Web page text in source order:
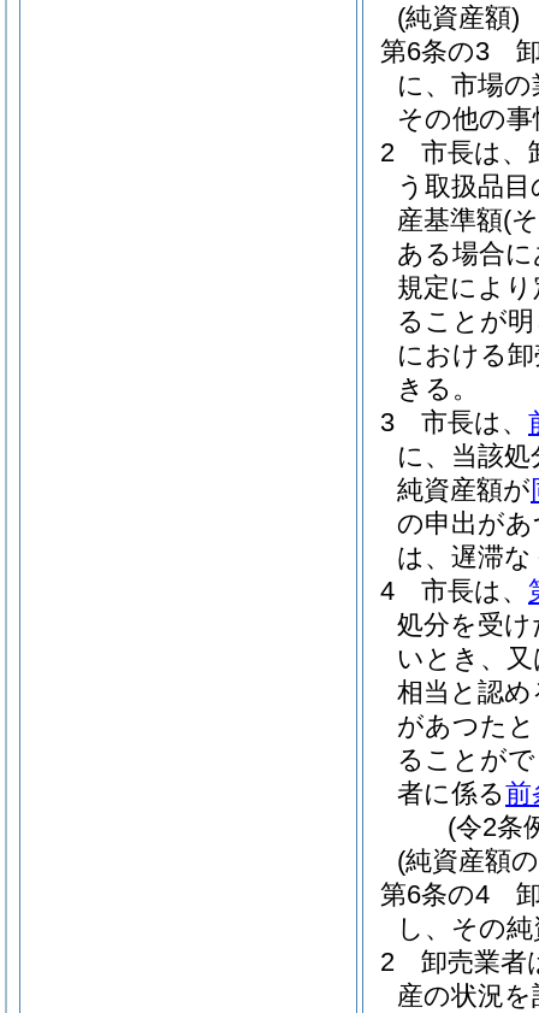
(純資産額)
第6条の3
に、市場
その他の
2
市長は、
う取扱品
産基準額(
ある場合
規定によ
ることが
における
きる。
3
市長は、
に、当該
純資産額が
の申出が
は、遅滞
4
市長は、
処分を受
いとき、
相当と認
があつた
ることが
者に係る前
(令2条
(純資産額
第6条の4
し、その
2
卸売業者
産の状況